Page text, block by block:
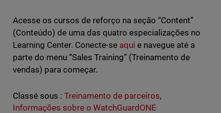
Acesse os cursos de reforço na seção “Content”
(Conteúdo) de uma das quatro especializações no
Learning Center. Conecte-se aquie navegue até a
parte do menu “Sales Training” (Treinamento de
vendas) para começar.
Classé sous : Treinamento de parceiros,
Informações sobre o WatchGuardONE